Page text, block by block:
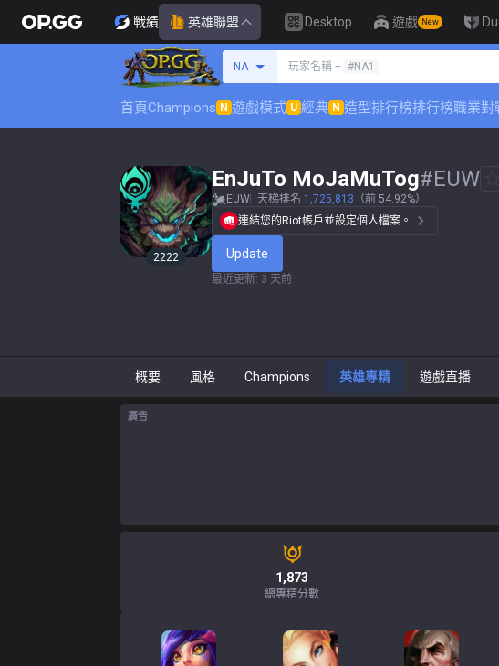
戰績 英雄聯盟 Desktop 遊戲 New
NA
搜尋召喚師
玩家名稱 + #NA1
首頁Champions N 遊戲模式 U 經典 N 造型排行榜排行榜職業對
2222
EnJuTo MoJaMuTog#EUW
EUW 天梯排名 1,725,813 （前 54.92%）
連結您的Riot帳戶並設定個人檔案。
Update
最近更新: 3 天前
概要 風格 Champions 英雄專精 遊戲直播
廣告
1,873
總專精分數